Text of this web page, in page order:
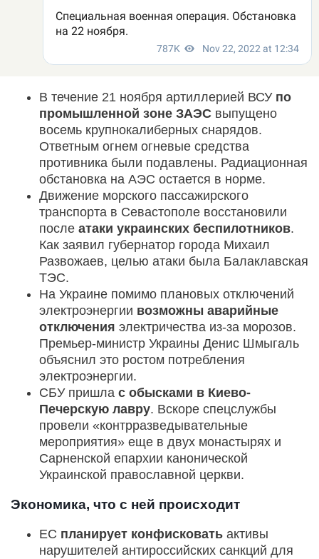
В течение 21 ноября артиллерией ВСУ по
промышленной зоне ЗАЭС выпущено
восемь крупнокалиберных снарядов.
Ответным огнем огневые средства
противника были подавлены. Радиационная
обстановка на АЭС остается в норме.
Движение морского пассажирского
транспорта в Севастополе восстановили
после атаки украинских беспилотников.
Как заявил губернатор города Михаил
Развожаев, целью атаки была Балаклавская
ТЭС.
На Украине помимо плановых отключений
электроэнергии возможны аварийные
отключения электричества из-за морозов.
Премьер-министр Украины Денис Шмыгаль
объяснил это ростом потребления
электроэнергии.
СБУ пришла с обысками в Киево-
Печерскую лавру. Вскоре спецслужбы
провели «контрразведывательные
мероприятия» еще в двух монастырях и
Сарненской епархии канонической
Украинской православной церкви.
Экономика, что с ней происходит
ЕС планирует конфисковать активы
нарушителей антироссийских санкций для